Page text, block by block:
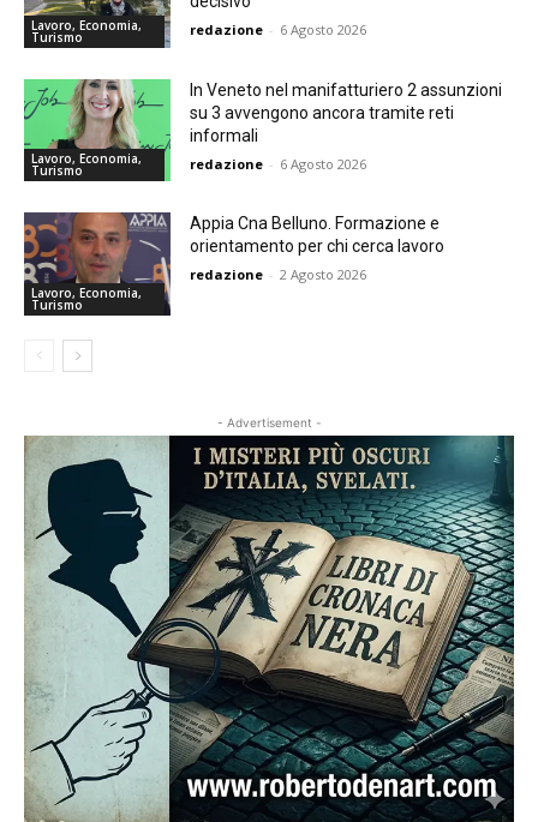
Lavoro, Economia,
Turismo redazione - 6 Agosto 2026
Lavoro, Economia,
Turismo
In Veneto nel manifatturiero 2 assunzioni
su 3 avvengono ancora tramite reti
informali
redazione - 6 Agosto 2026
Lavoro, Economia,
Turismo
Appia Cna Belluno. Formazione e
orientamento per chi cerca lavoro
redazione - 2 Agosto 2026
- Advertisement -